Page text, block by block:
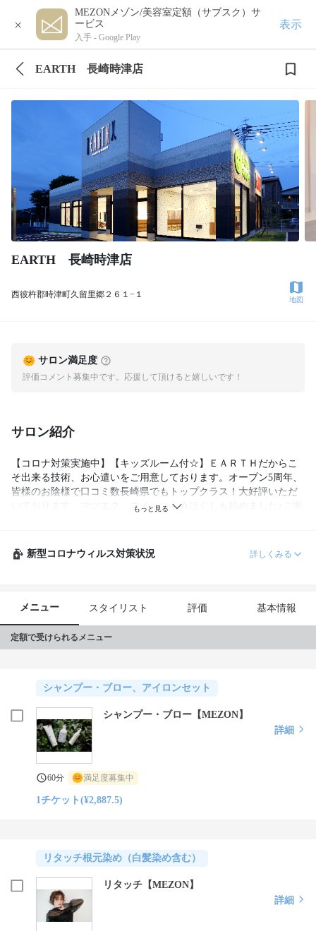
×
MEZONメゾン/美容室定額（サブスク）サ
ービス
入手 - Google Play
表示
EARTH 長崎時津店
EARTH 長崎時津店
西彼杵郡時津町久留里郷２６１−１
地図
サロン満足度
評価コメント募集中です。応援して頂けると嬉しいです！
サロン紹介
【コロナ対策実施中】【キッズルーム付☆】ＥＡＲＴＨだからこ
そ出来る技術、お心遣いをご用意しております。オープン5周年、
皆様のお陰様で口コミ数長崎県でもトップクラス！大好評いただ
いております。マツエク、ネイル、もみほぐしも始めました♪ご家
新型コロナウィルス対策状況
詳しくみる
メニュー スタイリスト 評価 基本情報
定額で受けられるメニュー
シャンプー・ブロー、アイロンセット
シャンプー・ブロー【MEZON】
詳細
60分 満足度募集中
1チケット(¥2,887.5)
リタッチ根元染め（白髪染め含む）
リタッチ【MEZON】
詳細